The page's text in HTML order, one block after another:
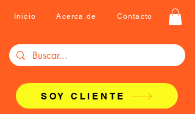
Inicio Acerca de Contacto
SOY CLIENTE